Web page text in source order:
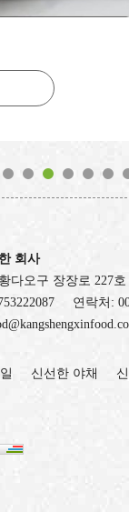
더보기 >
회사
다오구 장장로 227호
연락처:
신선한 야채